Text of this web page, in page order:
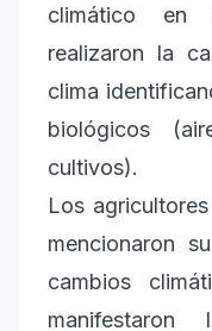
climático en
realizaron la
clima
biológicos
cultivos).
Los
mencionaron
cambios
manifestaron